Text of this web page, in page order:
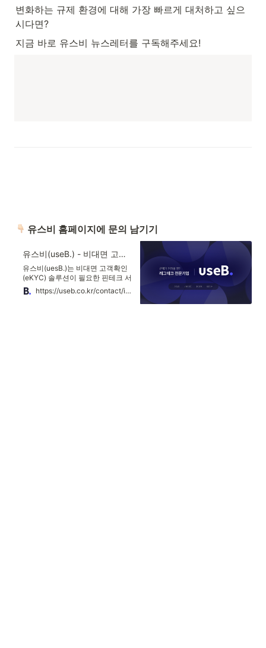
변화하는 규제 환경에 대해 가장 빠르게 대처하고 싶으
시다면?
지금 바로 유스비 뉴스레터를 구독해주세요!
유스비 홈페이지에 문의 남기기
유스비(useB.) - 비대면 고객확인(eKYC) 솔루션
유스비(uesB.)는 비대면 고객확인
(eKYC) 솔루션이 필요한 핀테크 서
비스들을 비롯하여 규제로 인해 어
려움을 겪는 기업들의 문제를 AI기
https://useb.co.kr/contact/inquiry